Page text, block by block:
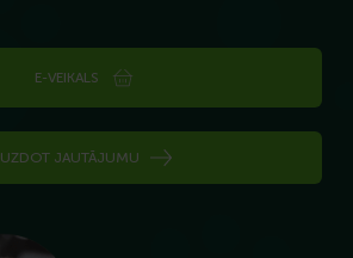
E-VEIKALS
UZDOT JAUTĀJUMU